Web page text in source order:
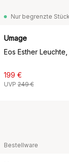
Umage
Eos Esther
199 €
UVP 249 €
Bestellware